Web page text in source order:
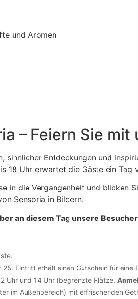
und Aromen
– Feiern Sie mit
sinnlicher Entdeckungen und
18 Uhr erwartet die Gäste ein
in die Vergangenheit und
Sensoria in Bildern.
an diesem Tag unsere
25. Eintritt erhält einen Gutschein für
Uhr und 14 Uhr (begrenzte Plätze,
im Außenbereich) mit erfrischenden